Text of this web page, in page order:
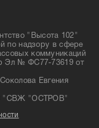
"Высота 102"
по надзору в сфере
коммуникаций
Эл № ФС77-73619 от
Евгения
"СВЖ "ОСТРОВ"